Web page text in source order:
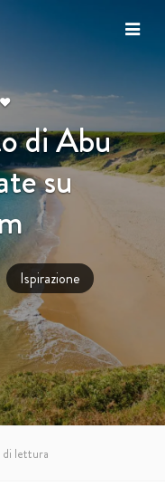
di Abu
su
Ispirazione
lettura